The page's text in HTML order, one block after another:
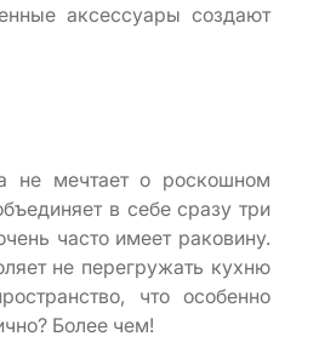
аксессуары создают
не мечтает о роскошном
в себе сразу три
часто имеет раковину.
не перегружать кухню
что особенно
Более чем!